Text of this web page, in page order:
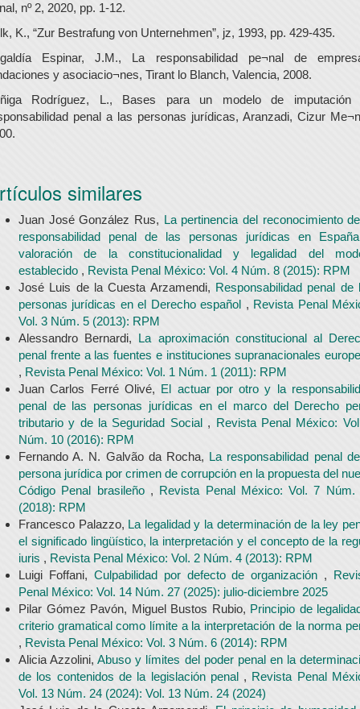
nº 2, 2020, pp. 1-12.
K., “Zur Bestrafung von Unternehmen”, jz, 1993, pp. 429-435.
Espinar, J.M., La responsabilidad pe¬nal de
y asociacio¬nes, Tirant lo Blanch, Valencia, 2008.
Rodríguez, L., Bases para un modelo de imputación
penal a las personas jurídicas, Aranzadi, Cizur
similares
Juan José González Rus, La pertinencia del reconocimiento
responsabilidad penal de las personas jurídicas en
valoración de la constitucionalidad y legalidad del
establecido , Revista Penal México: Vol. 4 Núm. 8 (2015): RPM
José Luis de la Cuesta Arzamendi, Responsabilidad penal de
personas jurídicas en el Derecho español , Revista Penal
Vol. 3 Núm. 5 (2013): RPM
Alessandro Bernardi, La aproximación constitucional al
penal frente a las fuentes e instituciones supranacionales
, Revista Penal México: Vol. 1 Núm. 1 (2011): RPM
Juan Carlos Ferré Olivé, El actuar por otro y la
penal de las personas jurídicas en el marco del Derecho
tributario y de la Seguridad Social , Revista Penal México:
Núm. 10 (2016): RPM
Fernando A. N. Galvão da Rocha, La responsabilidad penal
persona jurídica por crimen de corrupción en la propuesta del
Código Penal brasileño , Revista Penal México: Vol. 7 Núm.
(2018): RPM
Francesco Palazzo, La legalidad y la determinación de la ley
el significado lingüístico, la interpretación y el concepto de la
iuris , Revista Penal México: Vol. 2 Núm. 4 (2013): RPM
Luigi Foffani, Culpabilidad por defecto de organización ,
Penal México: Vol. 14 Núm. 27 (2025): julio-diciembre 2025
Pilar Gómez Pavón, Miguel Bustos Rubio, Principio de
criterio gramatical como límite a la interpretación de la norma
, Revista Penal México: Vol. 3 Núm. 6 (2014): RPM
Alicia Azzolini,Abuso y límites del poder penal en la
de los contenidos de la legislación penal , Revista Penal
Vol. 13 Núm. 24 (2024): Vol. 13 Núm. 24 (2024)